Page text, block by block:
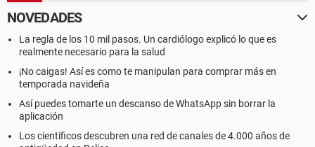
NOVEDADES
La regla de los 10 mil pasos. Un cardiólogo explicó lo que es
realmente necesario para la salud
¡No caigas! Así es como te manipulan para comprar más en
temporada navideña
Así puedes tomarte un descanso de WhatsApp sin borrar la
aplicación
Los científicos descubren una red de canales de 4.000 años de